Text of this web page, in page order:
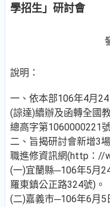
學招生」研討會
說明：
一、依本部106年4月
(諒達)續辦及函轉全國
總高字第1060000221
二、旨揭研討會新增3
職進修資訊網(http：//
(一)宜蘭縣─106年5月
羅東鎮公正路324號)。
(二)嘉義市─106年6月5